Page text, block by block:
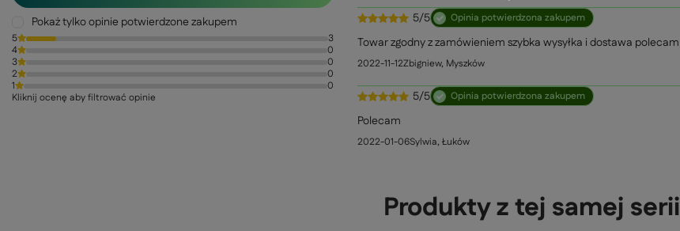
Pokaż tylko opinie potwierdzone zakupem
5
3
4
0
3
0
2
0
1
0
Kliknij ocenę aby filtrować opinie
5/5 Opinia potwierdzona zakupem
Towar zgodny z zamówieniem szybka wysyłka i dostawa polecam
2022-11-12Zbigniew, Myszków
5/5 Opinia potwierdzona zakupem
Polecam
2022-01-06Sylwia, Łuków
Produkty z tej samej serii